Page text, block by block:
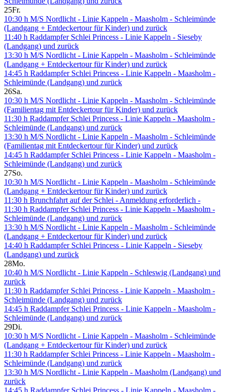
25Fr.
10:30 h M/S Nordlicht - Linie Kappeln - Maasholm - Schleimünde
(Landgang + Entdeckertour für Kinder) und zurück
11:40 h Raddampfer Schlei Princess - Linie Kappeln - Sieseby
(Landgang) und zurück
13:30 h M/S Nordlicht - Linie Kappeln - Maasholm - Schleimünde
(Landgang + Entdeckertour für Kinder) und zurück
14:45 h Raddampfer Schlei Princess - Linie Kappeln - Maasholm -
Schleimünde (Landgang) und zurück
26Sa.
10:30 h M/S Nordlicht - Linie Kappeln - Maasholm - Schleimünde
(Familientag mit Entdeckertour für Kinder) und zurück
11:30 h Raddampfer Schlei Princess - Linie Kappeln - Maasholm -
Schleimünde (Landgang) und zurück
13:30 h M/S Nordlicht - Linie Kappeln - Maasholm - Schleimünde
(Familientag mit Entdeckertour für Kinder) und zurück
14:45 h Raddampfer Schlei Princess - Linie Kappeln - Maasholm -
Schleimünde (Landgang) und zurück
27So.
10:30 h M/S Nordlicht - Linie Kappeln - Maasholm - Schleimünde
(Landgang + Entdeckertour für Kinder) und zurück
11:30 h Brunchfahrt auf der Schlei - Anmeldung erforderlich -
11:30 h Raddampfer Schlei Princess - Linie Kappeln - Maasholm -
Schleimünde (Landgang) und zurück
13:30 h M/S Nordlicht - Linie Kappeln - Maasholm - Schleimünde
(Landgang + Entdeckertour für Kinder) und zurück
14:40 h Raddampfer Schlei Princess - Linie Kappeln - Sieseby
(Landgang) und zurück
28Mo.
10:40 h M/S Nordlicht - Linie Kappeln - Schleswig (Landgang) und
zurück
11:30 h Raddampfer Schlei Princess - Linie Kappeln - Maasholm -
Schleimünde (Landgang) und zurück
14:45 h Raddampfer Schlei Princess - Linie Kappeln - Maasholm -
Schleimünde (Landgang) und zurück
29Di.
10:30 h M/S Nordlicht - Linie Kappeln - Maasholm - Schleimünde
(Landgang + Entdeckertour für Kinder) und zurück
11:30 h Raddampfer Schlei Princess - Linie Kappeln - Maasholm -
Schleimünde (Landgang) und zurück
13:30 h M/S Nordlicht - Linie Kappeln - Maasholm (Landgang) und
zurück